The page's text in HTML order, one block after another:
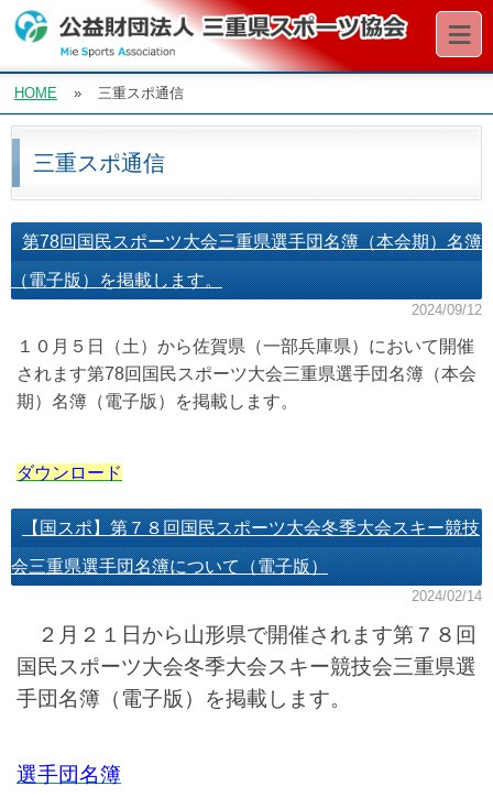
≡
HOME » 三重スポ通信
三重スポ通信
第78回国民スポーツ大会三重県選手団名簿（本会期）名簿
（電子版）を掲載します。
2024/09/12
１０月５日（土）から佐賀県（一部兵庫県）において開催
されます第78回国民スポーツ大会三重県選手団名簿（本会
期）名簿（電子版）を掲載します。
ダウンロード
【国スポ】第７８回国民スポーツ大会冬季大会スキー競技
会三重県選手団名簿について（電子版）
2024/02/14
２月２１日から山形県で開催されます第７８回
国民スポーツ大会冬季大会スキー競技会三重県選
手団名簿（電子版）を掲載します。
選手団名簿